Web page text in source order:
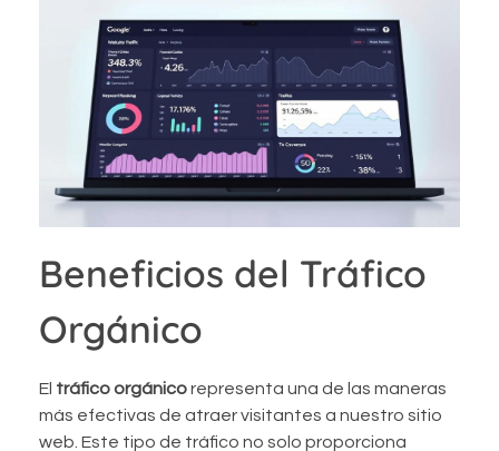
Beneficios del Tráfico
Orgánico
El tráfico orgánicorepresenta una de las maneras
más efectivas de atraer visitantes a nuestro sitio
web. Este tipo de tráfico no solo proporciona